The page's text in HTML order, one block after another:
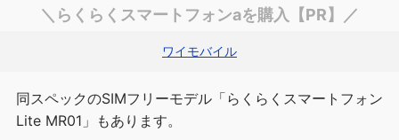
＼らくらくスマートフォンaを購入【PR】／
ワイモバイル
同スペックのSIMフリーモデル「らくらくスマートフォン
Lite MR01」もあります。